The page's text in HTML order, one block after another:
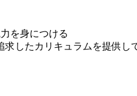
を身につける
したカリキュラムを提供